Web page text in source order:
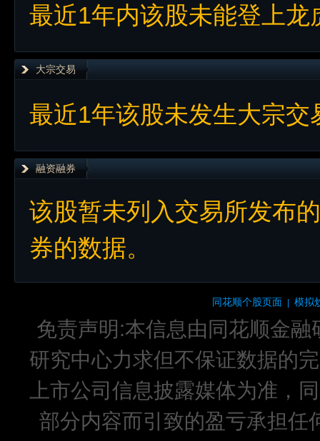
最近1年内该股未能登上龙
大宗交易
最近1年该股未发生大宗交
融资融券
该股暂未列入交易所发布
券的数据。
同花顺个股页面 模拟
免责声明:本信息由同花顺金
研究中心力求但不保证数据的
上市公司信息披露媒体为准，
部分内容而引致的盈亏承担任